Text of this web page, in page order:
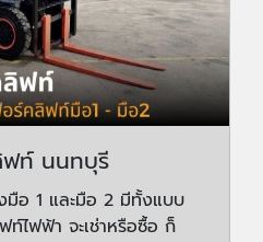
ท์ นนทบุรี
อ 1 และมือ 2 มีทั้งแบบ
ไฟฟ้า จะเช่าหรือซื้อ ก็